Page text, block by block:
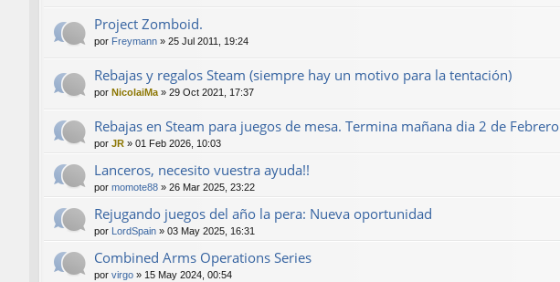
Project Zomboid.
por Freymann » 25 Jul 2011, 19:24
Rebajas y regalos Steam (siempre hay un motivo para la tentación)
por NicolaiMa » 29 Oct 2021, 17:37
Rebajas en Steam para juegos de mesa. Termina mañana dia 2 de Febrero
por JR » 01 Feb 2026, 10:03
Lanceros, necesito vuestra ayuda!!
por momote88 » 26 Mar 2025, 23:22
Rejugando juegos del año la pera: Nueva oportunidad
por LordSpain » 03 May 2025, 16:31
Combined Arms Operations Series
por virgo » 15 May 2024, 00:54